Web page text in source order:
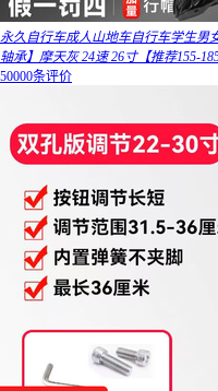
永久自行车成人山地车自行车学生男
轴承】摩天灰 24速 26寸【推荐155-
50000条评价